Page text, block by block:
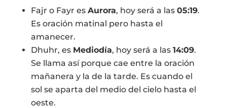
Fajr o Fayr es Aurora, hoy será a las 05:19.
Es oración matinal pero hasta el
amanecer.
Dhuhr, es Mediodía, hoy será a las 14:09.
Se llama así porque cae entre la oración
mañanera y la de la tarde. Es cuando el
sol se aparta del medio del cielo hasta el
oeste.